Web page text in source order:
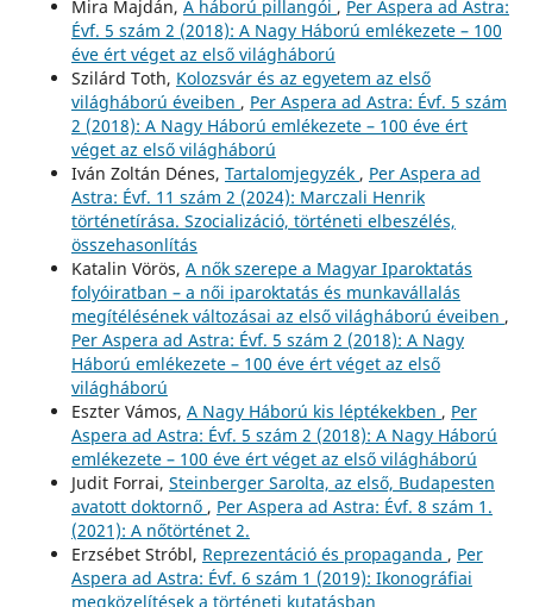
Mira Majdán, A háború pillangói , Per Aspera ad Astra:
Évf. 5 szám 2 (2018): A Nagy Háború emlékezete – 100
éve ért véget az első világháború
Szilárd Toth, Kolozsvár és az egyetem az első
világháború éveiben , Per Aspera ad Astra: Évf. 5 szám
2 (2018): A Nagy Háború emlékezete – 100 éve ért
véget az első világháború
Iván Zoltán Dénes, Tartalomjegyzék , Per Aspera ad
Astra: Évf. 11 szám 2 (2024): Marczali Henrik
történetírása. Szocializáció, történeti elbeszélés,
összehasonlítás
Katalin Vörös, A nők szerepe a Magyar Iparoktatás
folyóiratban – a női iparoktatás és munkavállalás
megítélésének változásai az első világháború éveiben ,
Per Aspera ad Astra: Évf. 5 szám 2 (2018): A Nagy
Háború emlékezete – 100 éve ért véget az első
világháború
Eszter Vámos, A Nagy Háború kis léptékekben , Per
Aspera ad Astra: Évf. 5 szám 2 (2018): A Nagy Háború
emlékezete – 100 éve ért véget az első világháború
Judit Forrai, Steinberger Sarolta, az első, Budapesten
avatott doktornő , Per Aspera ad Astra: Évf. 8 szám 1.
(2021): A nőtörténet 2.
Erzsébet Stróbl, Reprezentáció és propaganda , Per
Aspera ad Astra: Évf. 6 szám 1 (2019): Ikonográfiai
megközelítések a történeti kutatásban